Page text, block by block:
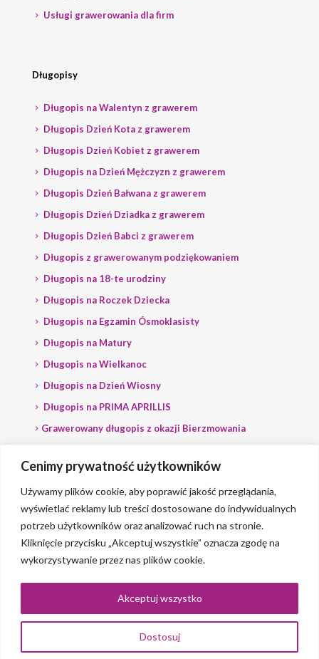
Cenimy prywatność użytkowników
Używamy plików cookie, aby poprawić jakość przeglądania,
wyświetlać reklamy lub treści dostosowane do indywidualnych
potrzeb użytkowników oraz analizować ruch na stronie.
Kliknięcie przycisku „Akceptuj wszystkie” oznacza zgodę na
wykorzystywanie przez nas plików cookie.
Dostosuj
Akceptuj wszystko
Usługi grawerowania dla firm
Długopisy
Długopis na Walentyn z grawerem
Długopis Dzień Kota z grawerem
Długopis Dzień Kobiet z grawerem
Długopis na Dzień Mężczyzn z grawerem
Długopis Dzień Bałwana z grawerem
Długopis Dzień Dziadka z grawerem
Długopis Dzień Babci z grawerem
Długopis z grawerowanym podziękowaniem
Długopis na 18-te urodziny
Długopis na Roczek Dziecka
Długopis na Egzamin Ósmoklasisty
Długopis na Matury
Długopis na Wielkanoc
Długopis na Dzień Wiosny
Długopis na PRIMA APRILLIS
Grawerowany długopis z okazji Bierzmowania
Grawerowany długopis dla Polityka
© 2023 Grawerlik |2QBS